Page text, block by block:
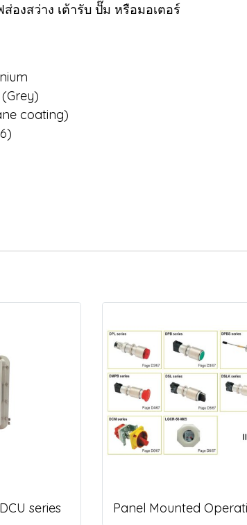
องสว่าง เต้ารับ ปั๊ม หรือมอเตอร์
coating)
series